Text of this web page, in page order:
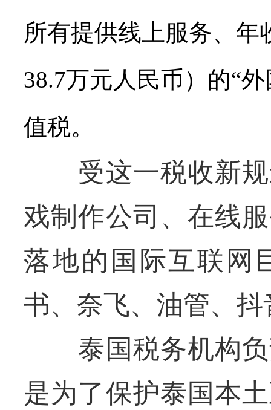
所有提供线上服务、年
38.7万元人民币）的“
值税。
受这一税收新规
戏制作公司、在线
落地的国际互联
书、奈飞、油管、
泰国税务机构负
是为了保护泰国本